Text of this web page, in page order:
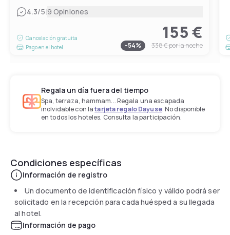
4.3/5|9 Opiniones
Cancelación gratuita
Pago en el hotel
155 €
-54% 338 €por la noche
Regala un día fuera del tiempo
Spa, terraza, hammam... Regala una escapada
inolvidable con latarjeta regalo Dayuse. No disponible
en todos los hoteles. Consulta la participación.
Condiciones específicas
Información de registro
Un documento de identificación físico y válido podrá ser
solicitado en la recepción para cada huésped a su llegada
al hotel.
Información de pago